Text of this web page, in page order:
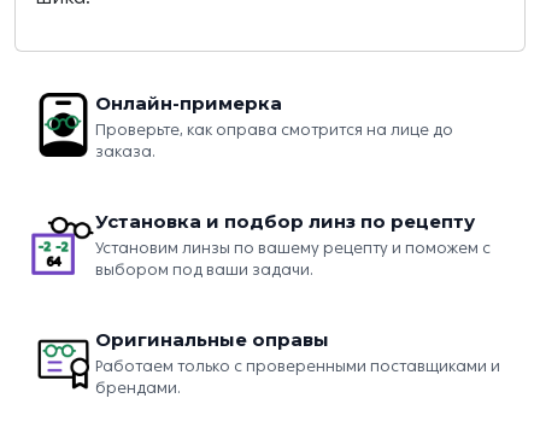
Онлайн-примерка
Проверьте, как оправа смотрится на лице до
заказа.
Установка и подбор линз по рецепту
Установим линзы по вашему рецепту и поможем с
выбором под ваши задачи.
Оригинальные оправы
Работаем только с проверенными поставщиками и
брендами.